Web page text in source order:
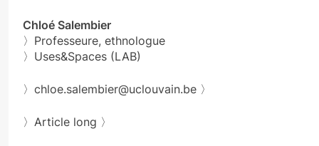
Chloé Salembier
〉Professeure, ethnologue
〉Uses&Spaces (LAB)
〉chloe.salembier@uclouvain.be 〉
〉Article long 〉